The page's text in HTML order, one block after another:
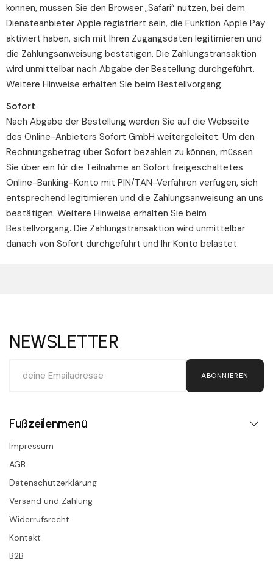
können, müssen Sie den Browser „Safari“ nutzen, bei dem
Diensteanbieter Apple registriert sein, die Funktion Apple Pay
aktiviert haben, sich mit Ihren Zugangsdaten legitimieren und
die Zahlungsanweisung bestätigen. Die Zahlungstransaktion
wird unmittelbar nach Abgabe der Bestellung durchgeführt.
Weitere Hinweise erhalten Sie beim Bestellvorgang.
Sofort
Nach Abgabe der Bestellung werden Sie auf die Webseite
des Online-Anbieters Sofort GmbH weitergeleitet. Um den
Rechnungsbetrag über Sofort bezahlen zu können, müssen
Sie über ein für die Teilnahme an Sofort freigeschaltetes
Online-Banking-Konto mit PIN/TAN-Verfahren verfügen, sich
entsprechend legitimieren und die Zahlungsanweisung an uns
bestätigen. Weitere Hinweise erhalten Sie beim
Bestellvorgang. Die Zahlungstransaktion wird unmittelbar
danach von Sofort durchgeführt und Ihr Konto belastet.
NEWSLETTER
ABONNIEREN
Fußzeilenmenü
Impressum
AGB
Datenschutzerklärung
Versand und Zahlung
Widerrufsrecht
Kontakt
B2B